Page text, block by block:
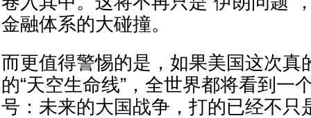
金融体系的大碰撞。
而更值得警惕的是，如果美国这次真
的“天空生命线”，全世界都将看到一
号：未来的大国战争，打的已经不只